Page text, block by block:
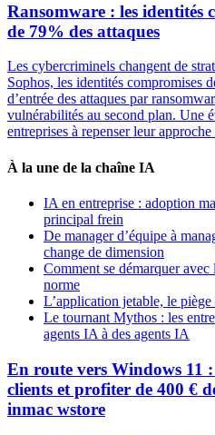
Ransomware : les identités
de 79% des attaques
Les cybercriminels changent de
Sophos, les identités compromises
d’entrée des attaques par
vulnérabilités au second plan. Une
entreprises à repenser leur
À la une de la chaîne IA
IA en entreprise : adoption
principal frein
De manager d’équipe à
change de dimension
Comment se démarquer
norme
L’application jetable, le
Le tournant Mythos : les
agents IA à des agents IA
En route vers Windows 11 :
clients et profiter de 400 €
inmac wstore